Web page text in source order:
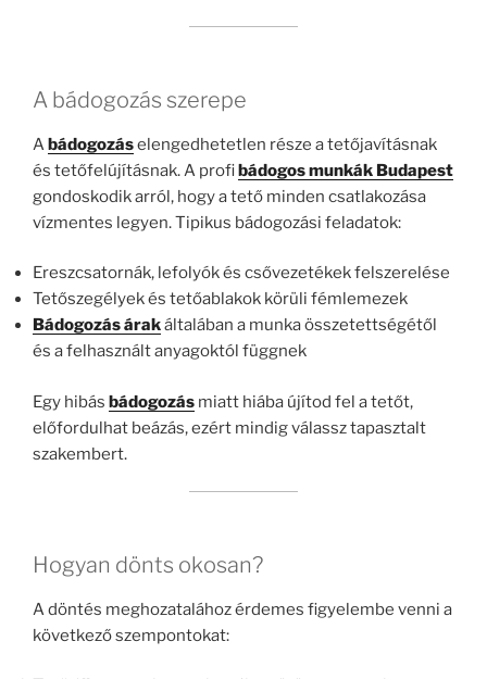
A bádogozás szerepe
Abádogozáselengedhetetlen része a tetőjavításnak
és tetőfelújításnak. A profibádogos munkák Budapest
gondoskodik arról, hogy a tető minden csatlakozása
vízmentes legyen. Tipikus bádogozási feladatok:
Ereszcsatornák, lefolyók és csővezetékek felszerelése
Tetőszegélyek és tetőablakok körüli fémlemezek
Bádogozás árakáltalában a munka összetettségétől
és a felhasznált anyagoktól függnek
Egy hibás bádogozás miatt hiába újítod fel a tetőt,
előfordulhat beázás, ezért mindig válassz tapasztalt
szakembert.
Hogyan dönts okosan?
A döntés meghozatalához érdemes figyelembe venni a
következő szempontokat: